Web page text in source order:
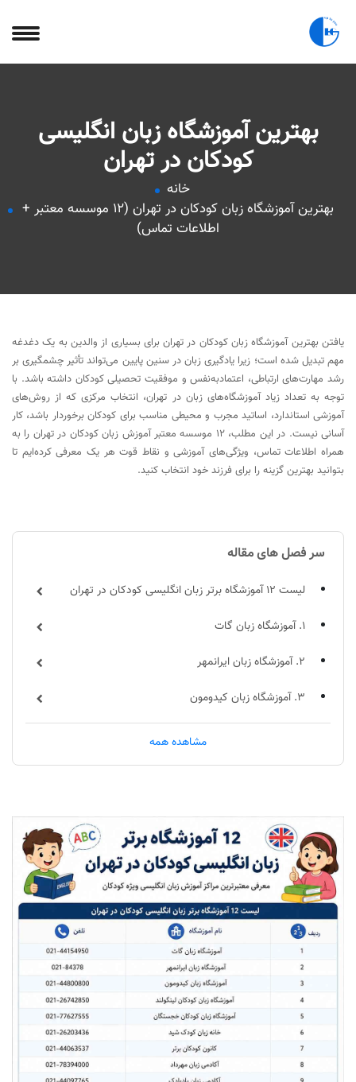
بهترین آموزشگاه زبان انگلیسی
کودکان در تهران
خانه
بهترین آموزشگاه زبان کودکان در تهران (12 موسسه معتبر +
اطلاعات تماس)
یافتن بهترین آموزشگاه زبان کودکان در تهران برای بسیاری از والدین به یک دغدغه
مهم تبدیل شده است؛ زیرا یادگیری زبان در سنین پایین می‌تواند تأثیر چشمگیری بر
رشد مهارت‌های ارتباطی، اعتمادبه‌نفس و موفقیت تحصیلی کودکان داشته باشد. با
توجه به تعداد زیاد آموزشگاه‌های زبان در تهران، انتخاب مرکزی که از روش‌های
آموزشی استاندارد، اساتید مجرب و محیطی مناسب برای کودکان برخوردار باشد، کار
آسانی نیست. در این مطلب، 12 موسسه معتبر آموزش زبان کودکان در تهران را به
همراه اطلاعات تماس، ویژگی‌های آموزشی و نقاط قوت هر یک معرفی کرده‌ایم تا
بتوانید بهترین گزینه را برای فرزند خود انتخاب کنید.
سر فصل های مقاله
لیست 12 آموزشگاه برتر زبان انگلیسی کودکان در تهران
1. آموزشگاه زبان گات
2. آموزشگاه زبان ایرانمهر
3. آموزشگاه زبان کیدومون
5. آموزشگاه زبان کودکان خجستگان
7. کانون کودکان برتر
8. آکادمی زبان مهرداد
10. آموزشگاه زبان ایرانیان
11. آموزشگاه زبان گلدیس
12. آموزشگاه زبان ایران اروپا
برای انتخاب بهترین آموزشگاه زبان کودکان در تهران به چه
نکاتی توجه کنیم؟
مشاهده همه